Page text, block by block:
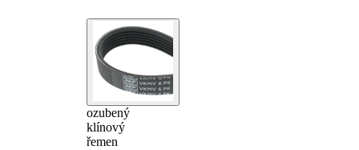
ozubený
klínový
řemen